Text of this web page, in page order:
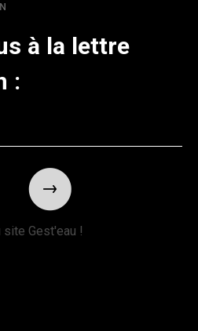
à la lettre
:
Gest'eau !